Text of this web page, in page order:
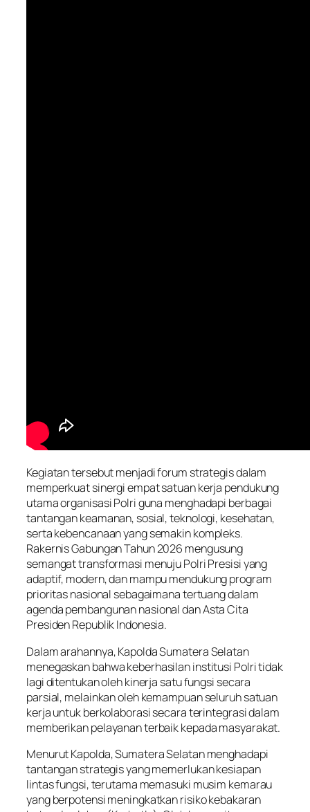
Kegiatan tersebut menjadi forum strategis dalam
memperkuat sinergi empat satuan kerja pendukung
utama organisasi Polri guna menghadapi berbagai
tantangan keamanan, sosial, teknologi, kesehatan,
serta kebencanaan yang semakin kompleks.
Rakernis Gabungan Tahun 2026 mengusung
semangat transformasi menuju Polri Presisi yang
adaptif, modern, dan mampu mendukung program
prioritas nasional sebagaimana tertuang dalam
agenda pembangunan nasional dan Asta Cita
Presiden Republik Indonesia.
Dalam arahannya, Kapolda Sumatera Selatan
menegaskan bahwa keberhasilan institusi Polri tidak
lagi ditentukan oleh kinerja satu fungsi secara
parsial, melainkan oleh kemampuan seluruh satuan
kerja untuk berkolaborasi secara terintegrasi dalam
memberikan pelayanan terbaik kepada masyarakat.
Menurut Kapolda, Sumatera Selatan menghadapi
tantangan strategis yang memerlukan kesiapan
lintas fungsi, terutama memasuki musim kemarau
yang berpotensi meningkatkan risiko kebakaran